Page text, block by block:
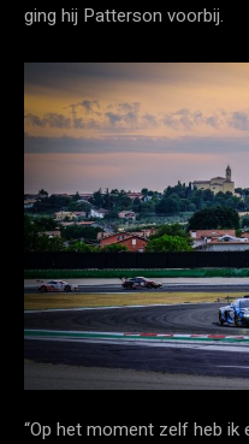
ging hij Patterson voorbij.
“Op het moment zelf heb ik